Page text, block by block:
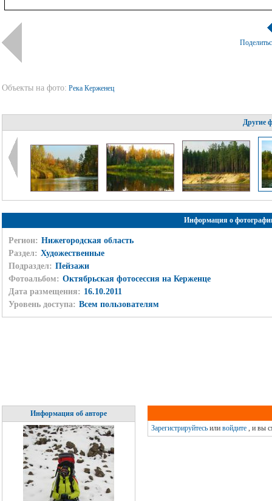
Объекты на фото: Река Керженец
Другие
Информация о
Регион: Нижегородская область
Раздел: Художественные
Подраздел: Пейзажи
Фотоальбом: Октябрьская фотосессия на Керженце
Дата размещения: 16.10.2011
Уровень доступа: Всем пользователям
Информация об авторе
Зарегистрируйтесьили войдите, и вы